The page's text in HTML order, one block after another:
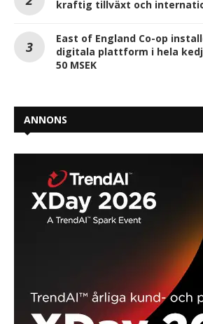
kraftig tillväxt och
East of England Co-op
digitala plattform i hela
50 MSEK
ANNONS